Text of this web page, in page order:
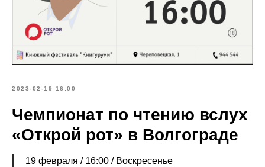
2023-02-19 16:00
Чемпионат по чтению вслух
«Открой рот» в Волгограде
19 февраля / 16:00 / Воскресенье